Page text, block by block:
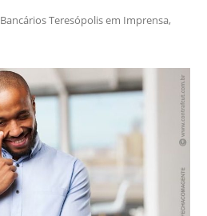
Bancários Teresópolisem Imprensa,